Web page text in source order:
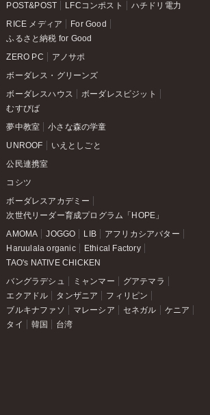
POST&POST LFCコンポスト ハチドリ電力
RICE メディア
For Good
ふるさと納税 for Good
ZERO PC アノサポ
ボーダレス・グリーンズ
ボーダレスハウス
ボーダレスビジット
むすびば
夢中教室 小さな森の学童
UNROOF いえとしごと
公民連携室
コシツ
ボーダレスアカデミー
次世代リーダー育成プログラム「HOPE」
AMOMA JOGGO LIB
アフリカシアバター
Haruulala organic
Ethical Factory
TAO's NATIVE CHICKEN
バングラデシュ ミャンマー
グアテマラ
エクアドル
タンザニア
フィリピン
ブルキナファソ
マレーシア セネガル
ケニア
タイ
韓国 台湾